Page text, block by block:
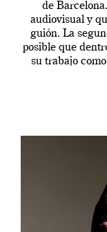
de
audiovisual y
guión. La
posible que
su trabajo